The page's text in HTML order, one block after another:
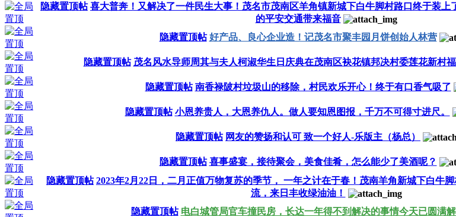
隐藏置顶帖 喜大普奔！又解决了一件民生大事！茂名市茂南区羊角镇新城下白牛脚村路口终于装
的平安交通带来福音
隐藏置顶帖 好产品、良心企业造！记茂名市聚丰园月饼创始人林营
隐藏置顶帖 茂名风水导师周其与夫人柯淑华生日庆典在茂南区袂花镇邦决村委莲花新村
隐藏置顶帖 南香禄陂村垃圾山的移除，村民欢乐开心！终于有口香气吸了
隐藏置顶帖 小恩养贵人，大恩养仇人。做人要知恩图报，千万不可得寸进尺。
隐藏置顶帖 网友的赞扬和认可 致一个好人-乐版主（杨总）
隐藏置顶帖 喜事盛宴，接待聚会，美食佳肴，怎么能少了美酒呢？
隐藏置顶帖 2023年2月22日，二月正值万物复苏的季节， 一年之计在于春！茂南羊角新城下白牛
流，来日丰收绿油油！
隐藏置顶帖 电白城管局官车撞民房，长达一年得不到解决的事情今天已圆满